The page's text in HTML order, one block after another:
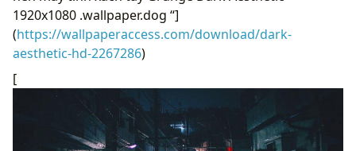
1920x1080 .wallpaper.dog “]
(https://wallpaperaccess.com/download/dark-
aesthetic-hd-2267286)
[